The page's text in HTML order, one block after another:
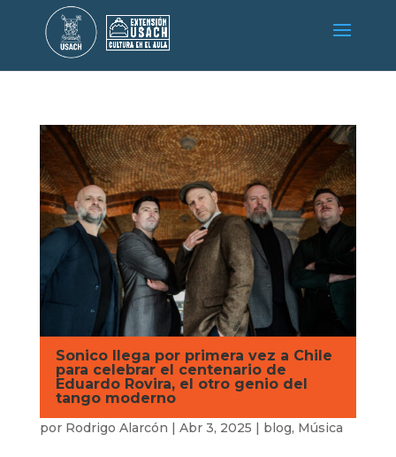
Sonico llega por primera vez a Chile
para celebrar el centenario de
Eduardo Rovira, el otro genio del
tango moderno
por Rodrigo Alarcón | Abr 3, 2025 | blog, Música